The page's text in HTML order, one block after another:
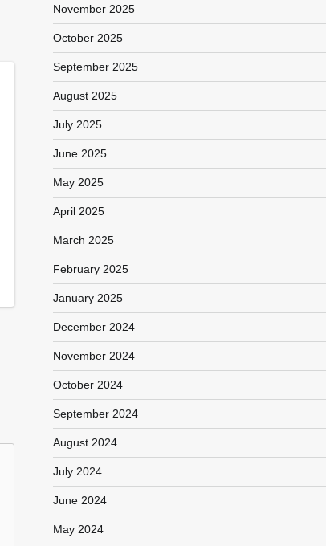
November 2025
October 2025
September 2025
August 2025
July 2025
June 2025
May 2025
April 2025
March 2025
February 2025
January 2025
December 2024
November 2024
October 2024
September 2024
August 2024
July 2024
June 2024
May 2024